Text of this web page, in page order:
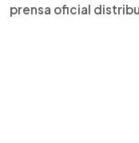
prensa oficial